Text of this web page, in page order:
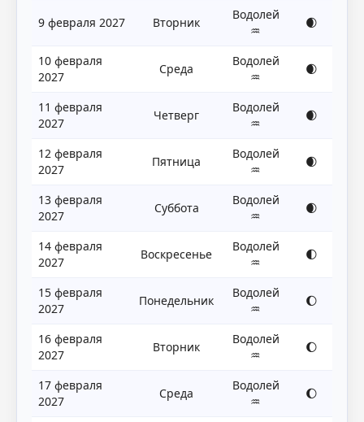
9 февраля 2027 Вторник
Водолей
♒
🌒
10 февраля
2027
Среда
Водолей
♒
🌒
11 февраля
2027
Четверг
Водолей
♒
🌒
12 февраля
2027
Пятница
Водолей
♒
🌒
13 февраля
2027
Суббота
Водолей
♒
🌒
14 февраля
2027
Воскресенье
Водолей
♒
🌓
15 февраля
2027
Понедельник
Водолей
♒
🌔
16 февраля
2027
Вторник
Водолей
♒
🌔
17 февраля
2027
Среда
Водолей
♒
🌔